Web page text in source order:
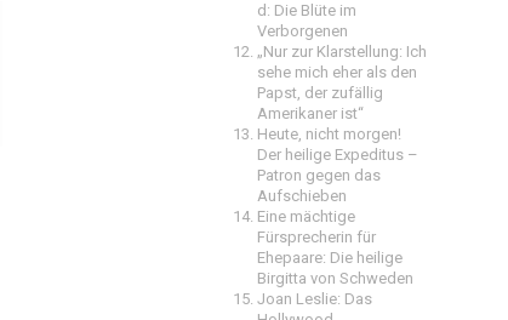
d: Die Blüte im
Verborgenen
„Nur zur Klarstellung: Ich
sehe mich eher als den
Papst, der zufällig
Amerikaner ist“
Heute, nicht morgen!
Der heilige Expeditus –
Patron gegen das
Aufschieben
Eine mächtige
Fürsprecherin für
Ehepaare: Die heilige
Birgitta von Schweden
Joan Leslie: Das